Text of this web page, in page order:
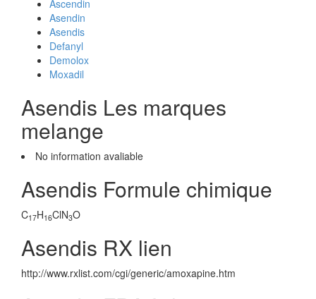
Ascendin
Asendin
Asendis
Defanyl
Demolox
Moxadil
Asendis Les marques
melange
No information avaliable
Asendis Formule chimique
C17H16ClN3O
Asendis RX lien
http://www.rxlist.com/cgi/generic/amoxapine.htm